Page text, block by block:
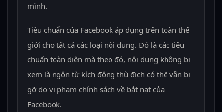
mình.
Tiêu chuẩn của Facebook áp dụng trên toàn thế
giới cho tất cả các loại nội dung. Đó là các tiêu
chuẩn toàn diện mà theo đó, nội dung không bị
xem là ngôn từ kích động thù địch có thể vẫn bị
gỡ do vi phạm chính sách về bắt nạt của
Facebook.